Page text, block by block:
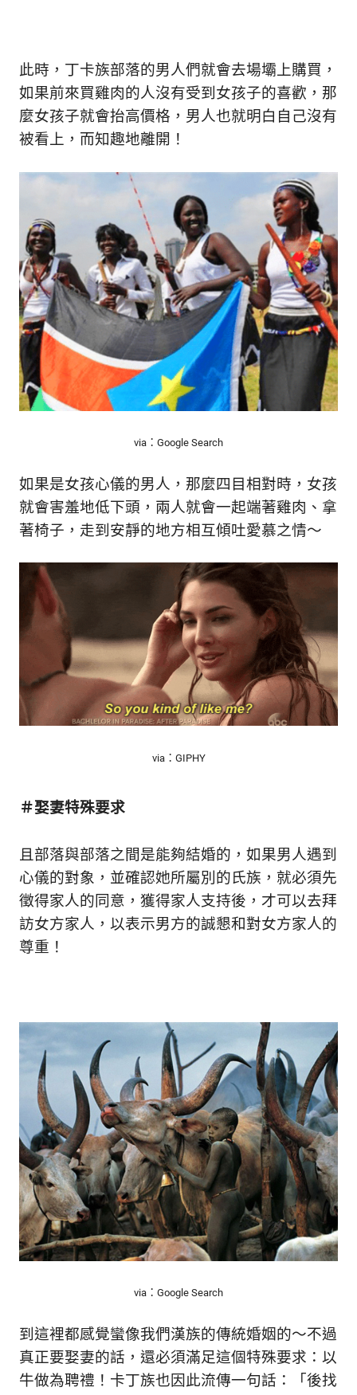
此時，丁卡族部落的男人們就會去場壩上購買，
如果前來買雞肉的人沒有受到女孩子的喜歡，那
麼女孩子就會抬高價格，男人也就明白自己沒有
被看上，而知趣地離開！
via：Google Search
如果是女孩心儀的男人，那麼四目相對時，女孩
就會害羞地低下頭，兩人就會一起端著雞肉、拿
著椅子，走到安靜的地方相互傾吐愛慕之情～
via：GIPHY
＃娶妻特殊要求
且部落與部落之間是能夠結婚的，如果男人遇到
心儀的對象，並確認她所屬別的氏族，就必須先
徵得家人的同意，獲得家人支持後，才可以去拜
訪女方家人，以表示男方的誠懇和對女方家人的
尊重！
via：Google Search
到這裡都感覺蠻像我們漢族的傳統婚姻的～不過
真正要娶妻的話，還必須滿足這個特殊要求：以
牛做為聘禮！卡丁族也因此流傳一句話：「後找